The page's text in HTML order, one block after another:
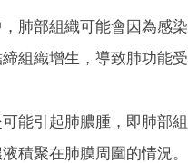
肺部組織可能會因為感染
組織增生，導致肺功能受
能引起肺膿腫，即肺部組
積聚在肺膜周圍的情況。